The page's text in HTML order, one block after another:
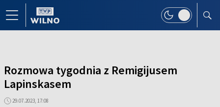
Rozmowa tygodnia z Remigijusem
Lapinskasem
29.07.2023, 17:08